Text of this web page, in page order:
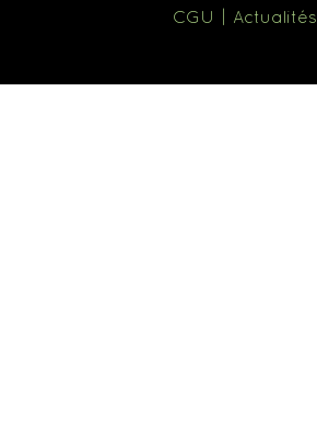
CGU Actualités